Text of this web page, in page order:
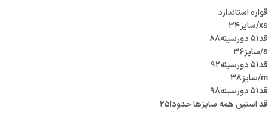
قواره استاندارد
xs/سایز۳۴
قد۵۱ دورسینه۸۸
s/سایز۳۶
قد۵۱ دورسینه۹۲
m/سایز۳۸
قد۵۱ دورسینه۹۸
قد استین همه سایزها حدودا۲۵